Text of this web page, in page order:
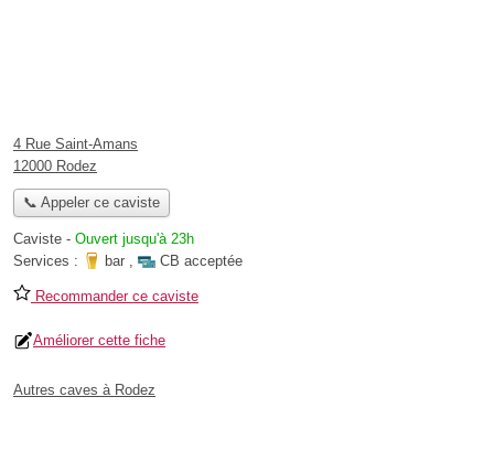
4 Rue Saint-Amans
12000 Rodez
📞 Appeler ce caviste
Caviste - Ouvert jusqu'à 23h
Services :
bar , CB acceptée
Recommander ce caviste
Améliorer cette fiche
Autres caves à Rodez